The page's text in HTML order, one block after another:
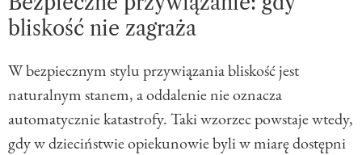
bliskość nie zagraża
W bezpiecznym stylu przywiązania bliskość jest
naturalnym stanem, a oddalenie nie oznacza
automatycznie katastrofy. Taki wzorzec powstaje wtedy,
gdy w dzieciństwie opiekunowie byli w miarę dostępni